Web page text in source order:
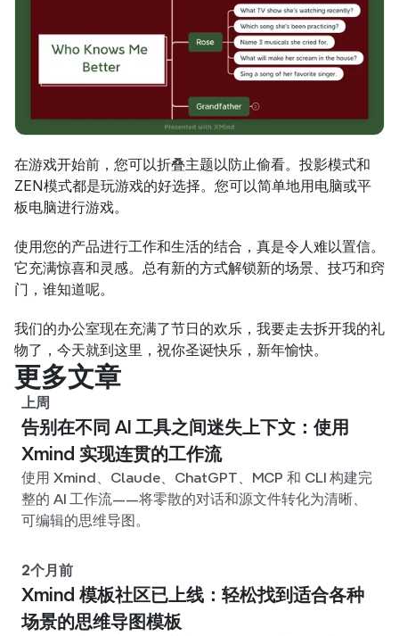
在游戏开始前，您可以折叠主题以防止偷看。投影模式和
ZEN模式都是玩游戏的好选择。您可以简单地用电脑或平
板电脑进行游戏。
使用您的产品进行工作和生活的结合，真是令人难以置信。
它充满惊喜和灵感。总有新的方式解锁新的场景、技巧和窍
门，谁知道呢。
我们的办公室现在充满了节日的欢乐，我要走去拆开我的礼
物了，今天就到这里，祝你圣诞快乐，新年愉快。
更多文章
上周
告别在不同 AI 工具之间迷失上下文：使用
Xmind 实现连贯的工作流
使用 Xmind、Claude、ChatGPT、MCP 和 CLI 构建完
整的 AI 工作流——将零散的对话和源文件转化为清晰、
可编辑的思维导图。
2个月前
Xmind 模板社区已上线：轻松找到适合各种
场景的思维导图模板